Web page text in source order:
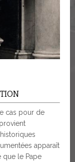
cas pour de
apparaît
que le Pape